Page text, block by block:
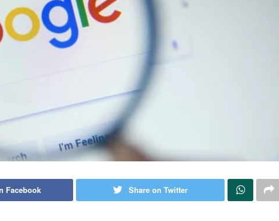
Facebook Share on Twitter